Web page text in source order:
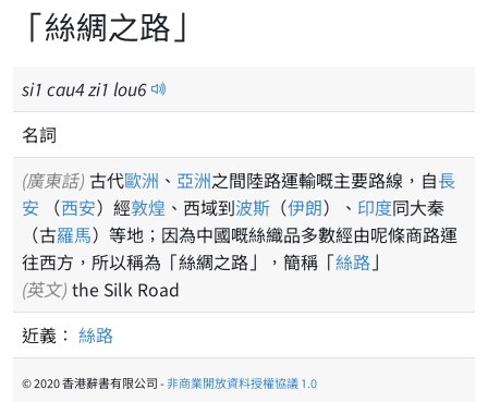
「絲綢之路」
si1 cau4zi1 lou6
名詞
(廣東話) 古代歐洲 、 亞洲之間陸路運輸嘅主要路線，自長
安 （西安）經敦煌 、西域到波斯 （伊朗）、 印度同大秦
（古羅馬）等地；因為中國嘅絲織品多數經由呢條商路運
往西方，所以稱為「絲綢之路」，簡稱「絲路 」
(英文) the Silk Road
近義： 絲路
© 2020 香港辭書有限公司 -非商業開放資料授權協議 1.0